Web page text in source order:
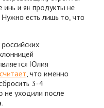
инь и ян продукты не
есть лишь то, что
Юлия
считает , что именно
3-4
не уходили после